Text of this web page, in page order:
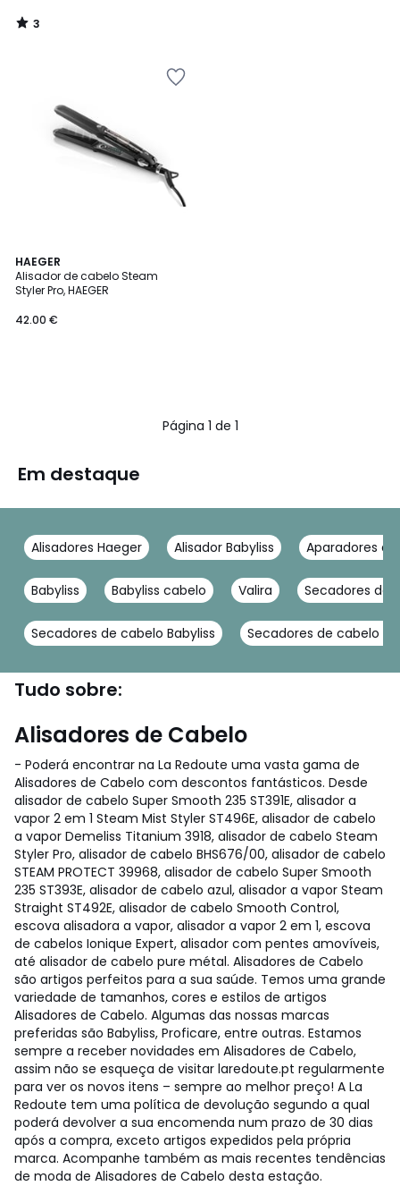
3
/
HAEGER
Alisador de cabelo Steam
Styler Pro, HAEGER
42.00 €
Página 1 de 1
Em destaque
Alisadores Haeger Alisador Babyliss Aparadores
Babyliss Babyliss cabelo Valira Secadores de
Secadores de cabelo Babyliss Secadores de cabelo
Tudo sobre:
Alisadores de Cabelo
- Poderá encontrar na La Redoute uma vasta gama de
Alisadores de Cabelo com descontos fantásticos. Desde
alisador de cabelo Super Smooth 235 ST391E, alisador a
vapor 2 em 1 Steam Mist Styler ST496E, alisador de cabelo
a vapor Demeliss Titanium 3918, alisador de cabelo Steam
Styler Pro, alisador de cabelo BHS676/00, alisador de cabelo
STEAM PROTECT 39968, alisador de cabelo Super Smooth
235 ST393E, alisador de cabelo azul, alisador a vapor Steam
Straight ST492E, alisador de cabelo Smooth Control,
escova alisadora a vapor, alisador a vapor 2 em 1, escova
de cabelos Ionique Expert, alisador com pentes amovíveis,
até alisador de cabelo pure métal. Alisadores de Cabelo
são artigos perfeitos para a sua saúde. Temos uma grande
variedade de tamanhos, cores e estilos de artigos
Alisadores de Cabelo. Algumas das nossas marcas
preferidas são Babyliss, Proficare, entre outras. Estamos
sempre a receber novidades em Alisadores de Cabelo,
assim não se esqueça de visitar laredoute.pt regularmente
para ver os novos itens – sempre ao melhor preço! A La
Redoute tem uma política de devolução segundo a qual
poderá devolver a sua encomenda num prazo de 30 dias
após a compra, exceto artigos expedidos pela própria
marca. Acompanhe também as mais recentes tendências
de moda de Alisadores de Cabelo desta estação.